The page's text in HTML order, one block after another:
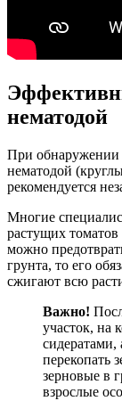
нематодой
При обнаружении
нематодой
рекомендуется
Многие
растущих томатов
можно
грунта, то его
сжигают всю
Важно!
участок, на
перекопать
зерновые в
взрослые